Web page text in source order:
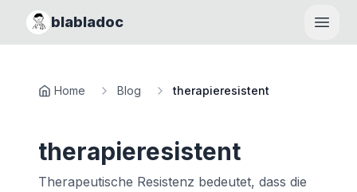
blabladoc
Home Blog therapieresistent
therapieresistent
Therapeutische Resistenz bedeutet, dass die